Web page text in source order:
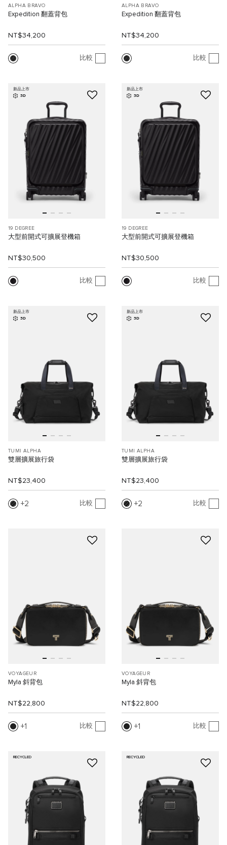
ALPHA BRAVO
Expedition 翻蓋背包
NT$34,200
比較
ALPHA BRAVO
Expedition 翻蓋背包
NT$34,200
比較
新品上市
3D
19 DEGREE
大型前開式可擴展登機箱
NT$30,500
比較
新品上市
3D
19 DEGREE
大型前開式可擴展登機箱
NT$30,500
比較
新品上市
3D
TUMI ALPHA
雙層擴展旅行袋
NT$23,400
2 比較
新品上市
3D
TUMI ALPHA
雙層擴展旅行袋
NT$23,400
2 比較
VOYAGEUR
Myla 斜背包
NT$22,800
1 比較
VOYAGEUR
Myla 斜背包
NT$22,800
1 比較
RECYCLED RECYCLED